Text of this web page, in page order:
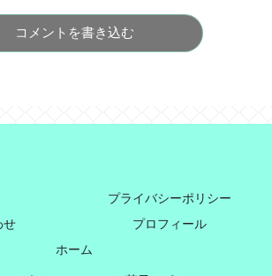
コメントを書き込む
プライバシーポリシー
せ
プロフィール
ホーム